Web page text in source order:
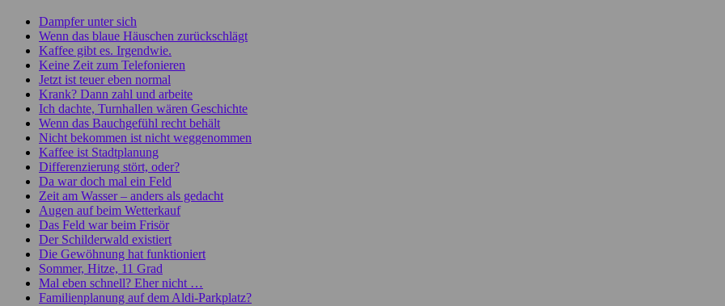
Dampfer unter sich
Wenn das blaue Häuschen zurückschlägt
Kaffee gibt es. Irgendwie.
Keine Zeit zum Telefonieren
Jetzt ist teuer eben normal
Krank? Dann zahl und arbeite
Ich dachte, Turnhallen wären Geschichte
Wenn das Bauchgefühl recht behält
Nicht bekommen ist nicht weggenommen
Kaffee ist Stadtplanung
Differenzierung stört, oder?
Da war doch mal ein Feld
Zeit am Wasser – anders als gedacht
Augen auf beim Wetterkauf
Das Feld war beim Frisör
Der Schilderwald existiert
Die Gewöhnung hat funktioniert
Sommer, Hitze, 11 Grad
Mal eben schnell? Eher nicht …
Familienplanung auf dem Aldi-Parkplatz?